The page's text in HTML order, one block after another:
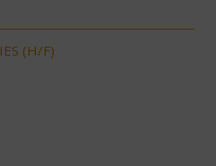
(H/F)